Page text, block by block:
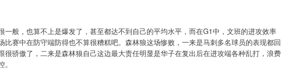
一般，也算不上是爆发了，甚至都达不到自己的平均水平，而在G1中，文班的进攻效率
比赛中在防守端防得也不算很糟糕吧。森林狼这场惨败，一来是马刺多名球员的表现都回
很骄傲了，二来是森林狼自己这边最大责任明显是华子在复出后在进攻端各种乱打，浪费